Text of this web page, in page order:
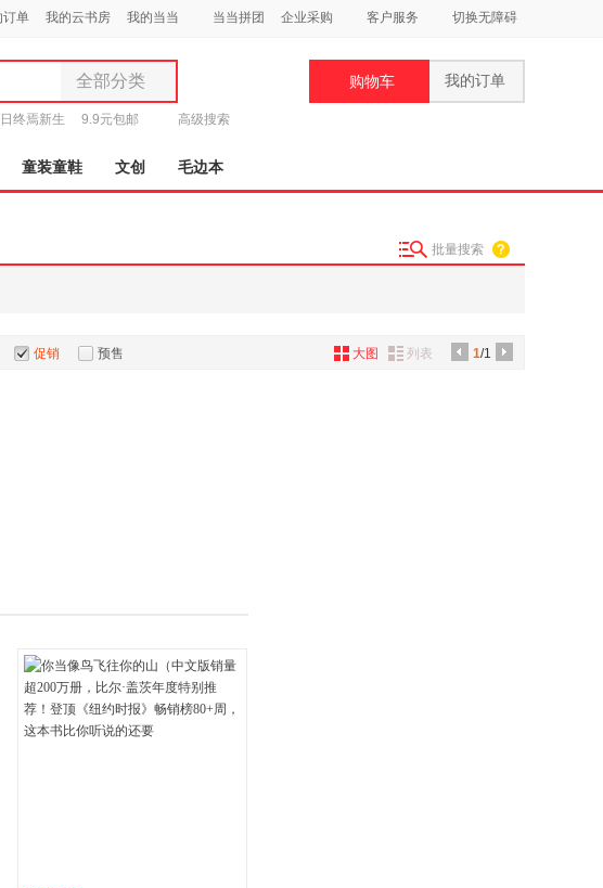
订单 我的云书房 我的当当 当当拼团 企业采购 客户服务 切换无障碍
全部分类
全部分类
图书
电子书
时尚美妆
孕婴服饰
数码影音
电脑办公
大家电
家用电器
终焉新生 9.9元包邮 高级搜索
购物车 我的订单
童装童鞋 文创 毛边本
批量搜索
促销 预售 1/1
大图 列表